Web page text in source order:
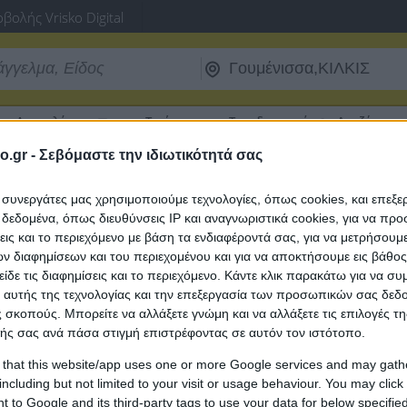
- Σεβόμαστε την ιδιωτικότητά σας
συνεργάτες μας χρησιμοποιούμε τεχνολογίες, όπως cookies, και
όπως διευθύνσεις IP και αναγνωριστικά cookies, για να
και το περιεχόμενο με βάση τα ενδιαφέροντά σας, για να
διαφημίσεων και του περιεχομένου και για να αποκτήσουμε εις
τις διαφημίσεις και το περιεχόμενο. Κάντε κλικ παρακάτω για να
της τεχνολογίας και την επεξεργασία των προσωπικών σας
Μπορείτε να αλλάξετε γνώμη και να αλλάξετε τις επιλογές
σας ανά πάσα στιγμή επιστρέφοντας σε αυτόν τον ιστότοπο.
that this website/app uses one or more Google services and may
but not limited to your visit or usage behaviour. You may
to Google and its third-party tags to use your data for below
Vrisko Digital
Δρομολόγια Τιμές Ταχυδρομικοί Αναζήτηση
Τεχνολογία & Τηλεπικοινωνίες